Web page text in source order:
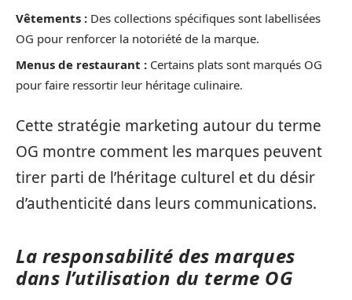
Vêtements : Des collections spécifiques sont labellisées
OG pour renforcer la notoriété de la marque.
Menus de restaurant : Certains plats sont marqués OG
pour faire ressortir leur héritage culinaire.
Cette stratégie marketing autour du terme
OG montre comment les marques peuvent
tirer parti de l’héritage culturel et du désir
d’authenticité dans leurs communications.
La responsabilité des marques
dans l’utilisation du terme OG